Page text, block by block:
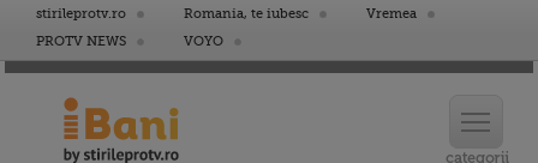
stirileprotv.ro Romania, te iubesc
Vremea
PROTV NEWS
VOYO